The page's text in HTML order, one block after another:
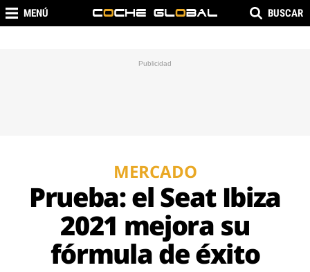
MENÚ BUSCAR
MERCADO
Prueba: el Seat Ibiza
2021 mejora su
fórmula de éxito